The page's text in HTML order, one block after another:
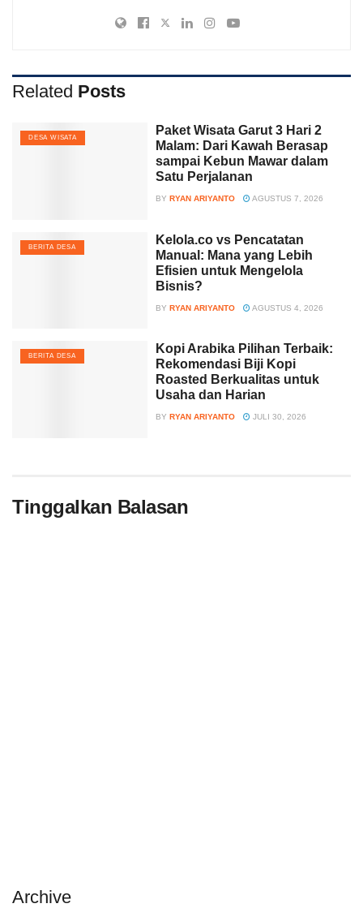
Related Posts
DESA WISATA
Paket Wisata Garut 3 Hari 2
Malam: Dari Kawah Berasap
sampai Kebun Mawar dalam
Satu Perjalanan
BY RYAN ARIYANTO AGUSTUS 7, 2026
BERITA DESA
Kelola.co vs Pencatatan
Manual: Mana yang Lebih
Efisien untuk Mengelola
Bisnis?
BY RYAN ARIYANTO AGUSTUS 4, 2026
BERITA DESA
Kopi Arabika Pilihan Terbaik:
Rekomendasi Biji Kopi
Roasted Berkualitas untuk
Usaha dan Harian
BY RYAN ARIYANTO JULI 30, 2026
Tinggalkan Balasan
Archive